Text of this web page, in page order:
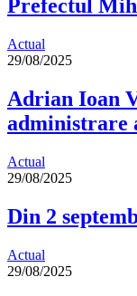
Prefectul
Actual
29/08/2025
Adrian Ioan
administrare
Actual
29/08/2025
Din 2
Actual
29/08/2025